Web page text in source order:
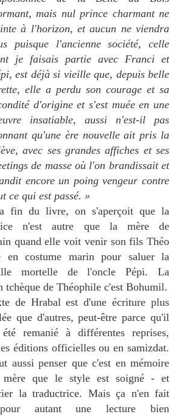
mais nul prince charmant ne
à l'horizon, et aucun ne viendra
puisque l'ancienne société, celle
je faisais partie avec Franci et
est déjà si vieille que, depuis belle
elle a perdu son courage et sa
d'origine et s'est muée en une
insatiable, aussi n'est-il pas
qu'une ère nouvelle ait pris la
avec ses grandes affiches et ses
de masse où l'on brandissait et
encore un poing vengeur contre
ce qui est passé. »
fin du livre, on s'aperçoit que la
n'est autre que la mère de
quand elle voit venir son fils Théo
en costume marin pour saluer la
mortelle de l'oncle Pépi. La
tchèque de Théophile c'est Bohumil.
de Hrabal est d'une écriture plus
que d'autres, peut-être parce qu'il
remanié à différentes reprises,
éditions officielles ou en samizdat.
aussi penser que c'est en mémoire
mère que le style est soigné - et
la traductrice. Mais ça n'en fait
autant une lecture bien